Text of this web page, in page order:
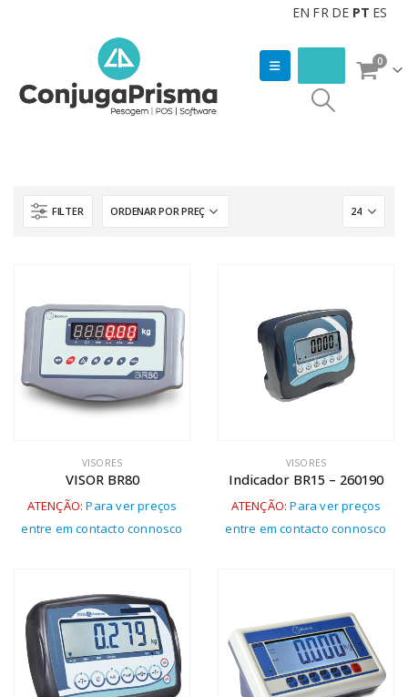
EN FR DE PT ES
0
FILTER
VISORES
VISOR BR80
ATENÇÃO: Para ver preços
entre em contacto connosco
VISORES
Indicador BR15 – 260190
ATENÇÃO: Para ver preços
entre em contacto connosco